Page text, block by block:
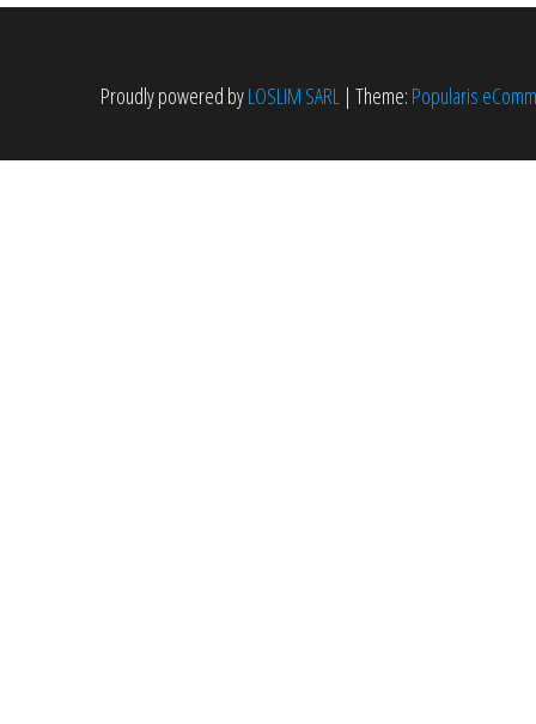
Proudly powered byLOSLIM SARL | Theme: Popularis